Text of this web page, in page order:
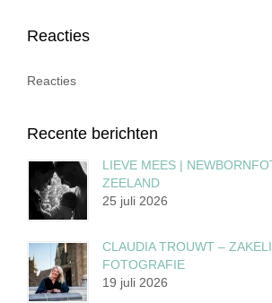
Reacties
Reacties
Recente berichten
LIEVE MEES |
ZEELAND
25 juli 2026
CLAUDIA TROUWT –
FOTOGRAFIE
19 juli 2026